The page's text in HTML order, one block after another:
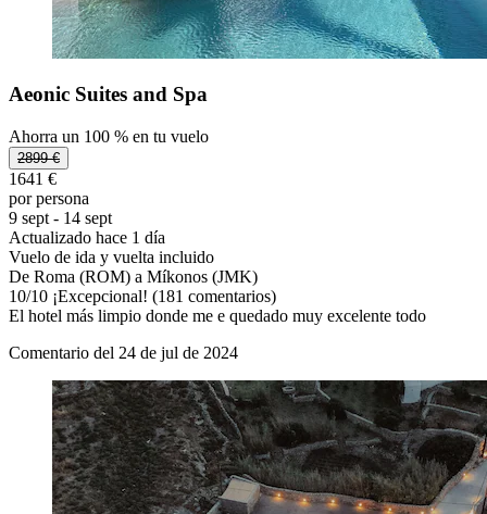
Aeonic Suites and Spa
Ahorra un 100 % en tu vuelo
2899 €
1641 €
por persona
9 sept - 14 sept
Actualizado hace 1 día
Vuelo de ida y vuelta incluido
De Roma (ROM) a Míkonos (JMK)
10/10 ¡Excepcional! (181 comentarios)
El hotel más limpio donde me e quedado muy excelente todo
Comentario del 24 de jul de 2024